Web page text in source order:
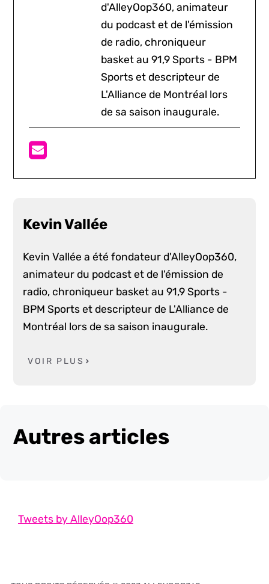
d'AlleyOop360, animateur
du podcast et de l'émission
de radio, chroniqueur
basket au 91,9 Sports - BPM
Sports et descripteur de
L'Alliance de Montréal lors
de sa saison inaugurale.
Kevin Vallée
Kevin Vallée a été fondateur d'AlleyOop360,
animateur du podcast et de l'émission de
radio, chroniqueur basket au 91,9 Sports -
BPM Sports et descripteur de L'Alliance de
Montréal lors de sa saison inaugurale.
VOIR PLUS
Autres articles
Tweets by AlleyOop360